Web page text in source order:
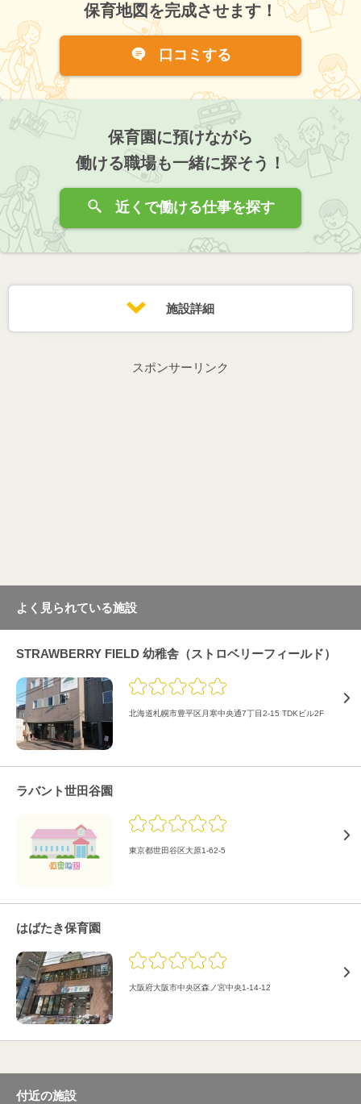
保育地図を完成させます！
口コミする
保育園に預けながら
働ける職場も一緒に探そう！
近くで働ける仕事を探す
施設詳細
スポンサーリンク
よく見られている施設
STRAWBERRY FIELD 幼稚舎（ストロベリーフィールド）
北海道札幌市豊平区月寒中央通7丁目2-15 TDKビル2F
ラバント世田谷園
東京都世田谷区大原1-62-5
はばたき保育園
大阪府大阪市中央区森ノ宮中央1-14-12
付近の施設